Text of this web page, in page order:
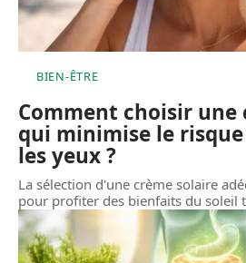
BIEN-ÊTRE
Comment choisir une
qui minimise le
les yeux ?
La sélection d'une crème solaire
pour profiter des bienfaits du soleil